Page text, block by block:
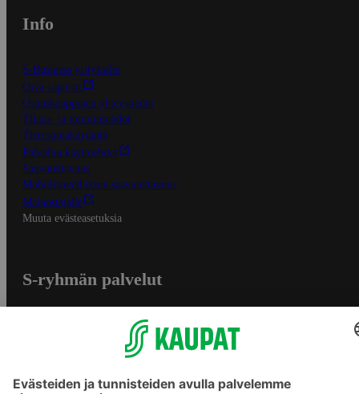
Info
S-Business yrityksille
Oiva-raportit
Osuuskauppojen yhteystiedot
Tilaus- ja toimitusehdot
Tietosuojakäytäntö
Palvelun käyttöehdot
Saavutettavuus
Mobiilisovelluksen saavutettavuus
Mainostajalle
Muuta evästeasetuksia
S-ryhmän palvelut
Yhteishyvä Ruoka -sovellus
S-ostoslista -sovellus